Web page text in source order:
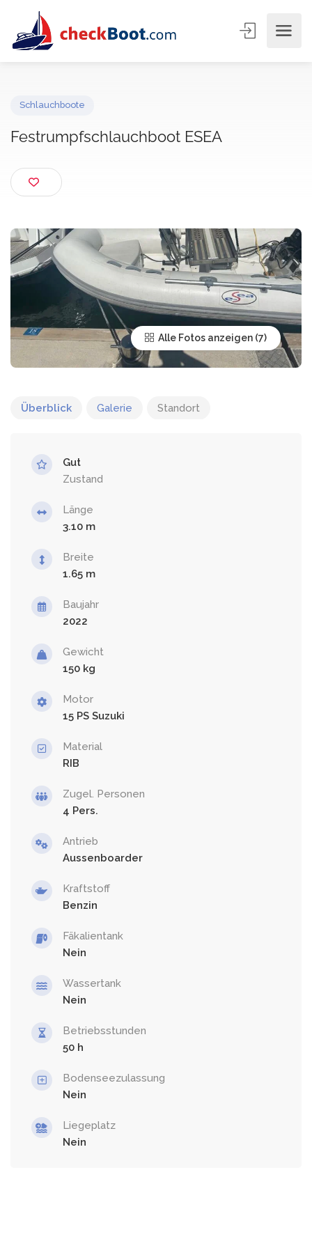
Festrumpfschlauchboot ESEA
Alle Fotos anzeigen
Überblick Galerie Standort
Gut
Zustand
Länge
3.10
Breite
1.65
Baujahr
2022
Gewicht
150
Motor
15 PS Suzuki
Material
RIB
Zugel. Personen
4
Antrieb
Aussenboarder
Kraftstoff
Benzin
Fäkalientank
Nein
Wassertank
Nein
Betriebsstunden
50
Bodenseezulassung
Nein
Liegeplatz
Nein